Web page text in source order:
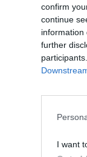
confirm
continue
information
further
I want